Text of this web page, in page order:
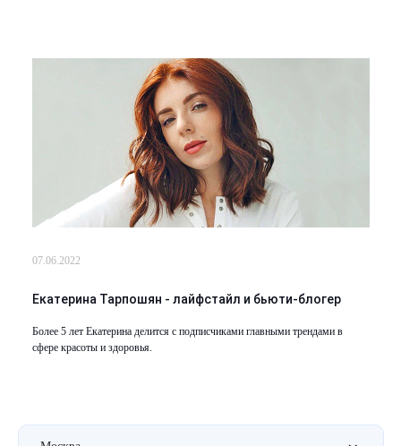
07.06.2022
Екатерина Тарпошян - лайфстайл и бьюти-блогер
Более 5 лет Екатерина делится с подписчиками главными трендами в
сфере красоты и здоровья.